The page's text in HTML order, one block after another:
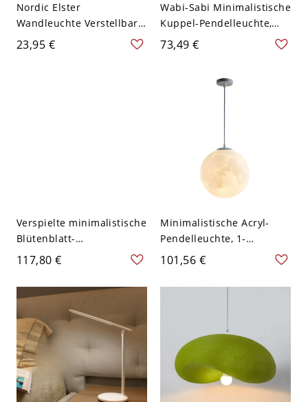
Nordic Elster
Wandleuchte Verstellbare
LED Vogel Lampe für
Umgebungsdekor - 110V-
23,95 €
Wabi-Sabi Minimalistische
Kuppel-Pendelleuchte,
Hochdichte Polystyrol-
Leuchte für Esszimmer &
30,48 cm Kegelförmig
73,49 €
Verspielte minimalistische
Blütenblatt-
Pendelleuchte, modulare
Acrylleuchte für
Kinderzimmer &
Wohnzimmer - 31,75 cm
Weiß 110V-120V
117,80 €
Minimalistische Acryl-
Pendelleuchte, 1-
flammige Mond-
Pendelleuchte für
Schlafzimmer - 110V-120V
101,56 €